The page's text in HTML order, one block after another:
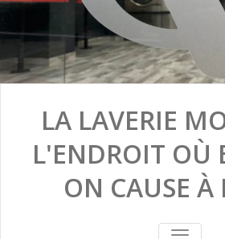
LA LAVERIE
L'ENDROIT OÙ
ON CAUSE À